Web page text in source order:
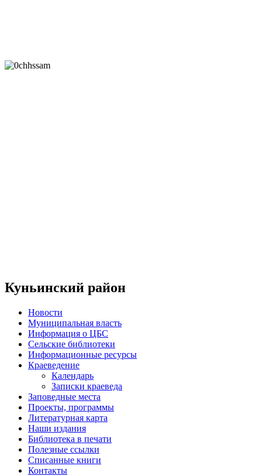
Куньинский район
Новости
Муниципальная власть
Информация о ЦБС
Сельские библиотеки
Информационные ресурсы
Краеведение
Календарь
Записки краеведа
Заповедные места
Проекты, программы
Литературная карта
Наши издания
Библиотека в печати
Полезные ссылки
Списанные книги
Контакты